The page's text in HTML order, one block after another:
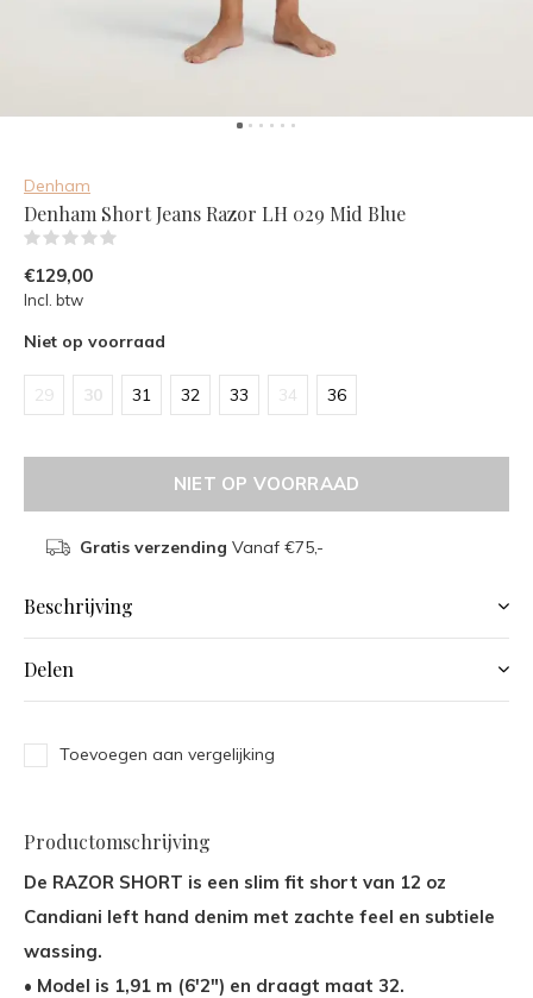
Denham
Denham Short Jeans Razor LH 029 Mid Blue
€129,00
Incl. btw
Niet op voorraad
29 30 31 32 33 34 36
NIET OP VOORRAAD
Gratis verzending Vanaf €75,-
Beschrijving
Delen
Toevoegen aan vergelijking
Productomschrijving
De RAZOR SHORT is een slim fit short van 12 oz
Candiani left hand denim met zachte feel en subtiele
wassing.
• Model is 1,91 m (6'2") en draagt maat 32.